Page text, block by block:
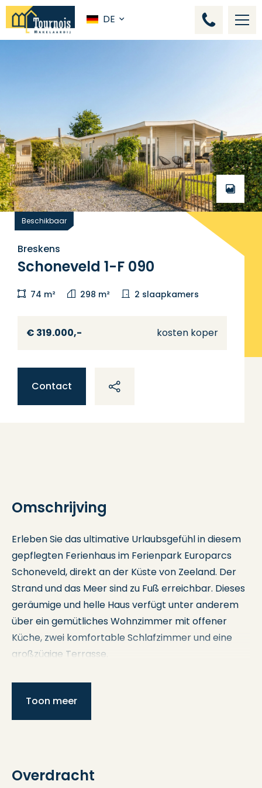
DE
Beschikbaar
Breskens
Schoneveld 1-F 090
74 m² 298 m² 2 slaapkamers
€ 319.000,- kosten koper
Contact
Omschrijving
Erleben Sie das ultimative Urlaubsgefühl in diesem
gepflegten Ferienhaus im Ferienpark Europarcs
Schoneveld, direkt an der Küste von Zeeland. Der
Strand und das Meer sind zu Fuß erreichbar. Dieses
geräumige und helle Haus verfügt unter anderem
über ein gemütliches Wohnzimmer mit offener
Küche, zwei komfortable Schlafzimmer und eine
großzügige Terrasse.
Suchen Sie ein Ferienhaus in idealer Lage, nur
wenige Gehminuten von der Küste Zeelands und
Sie betreten den Eingangsbereich, der Zugang zu
Toon meer
Overdracht